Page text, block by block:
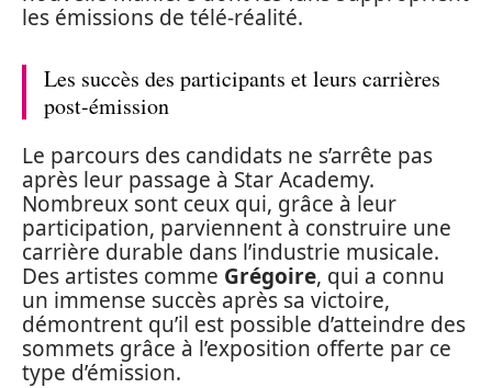
les émissions de télé-réalité.
Les succès des participants et leurs carrières
post-émission
Le parcours des candidats ne s’arrête pas
après leur passage à Star Academy.
Nombreux sont ceux qui, grâce à leur
participation, parviennent à construire une
carrière durable dans l’industrie musicale.
Des artistes comme Grégoire, qui a connu
un immense succès après sa victoire,
démontrent qu’il est possible d’atteindre des
sommets grâce à l’exposition offerte par ce
type d’émission.